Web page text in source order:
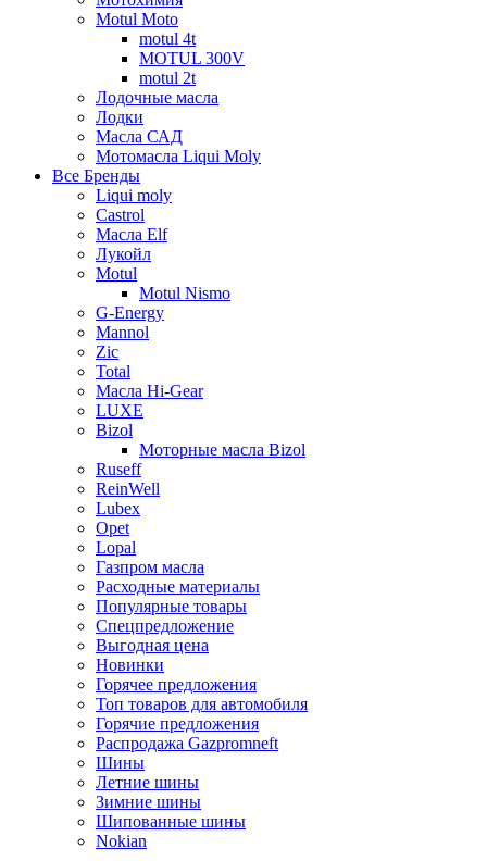
Motul Moto
motul 4t
MOTUL 300V
motul 2t
Лодочные масла
Лодки
Масла САД
Мотомасла Liqui Moly
Все Бренды
Liqui moly
Castrol
Масла Elf
Лукойл
Motul
Motul Nismo
G-Energy
Mannol
Zic
Total
Масла Hi-Gear
LUXE
Bizol
Моторные масла Bizol
Ruseff
ReinWell
Lubex
Opet
Lopal
Газпром масла
Расходные материалы
Популярные товары
Спецпредложение
Выгодная цена
Новинки
Горячее предложения
Топ товаров для автомобиля
Горячие предложения
Распродажа Gazpromneft
Шины
Летние шины
Зимние шины
Шипованные шины
Nokian